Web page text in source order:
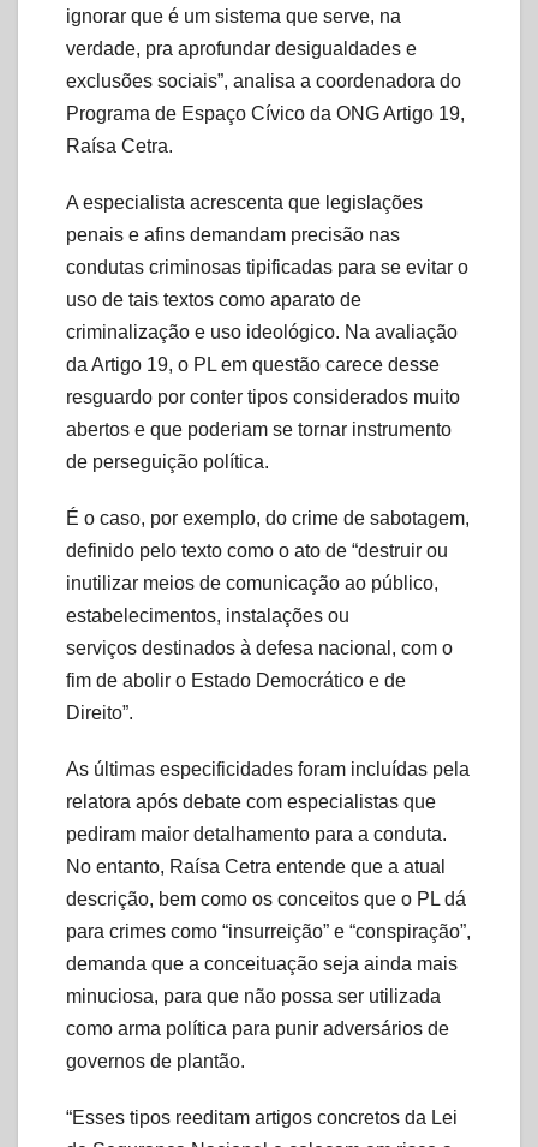
ignorar que é um sistema que serve, na
verdade, pra aprofundar desigualdades e
exclusões sociais”, analisa a coordenadora do
Programa de Espaço Cívico da ONG Artigo 19,
Raísa Cetra.
A especialista acrescenta que legislações
penais e afins demandam precisão nas
condutas criminosas tipificadas para se evitar o
uso de tais textos como aparato de
criminalização e uso ideológico. Na avaliação
da Artigo 19, o PL em questão carece desse
resguardo por conter tipos considerados muito
abertos e que poderiam se tornar instrumento
de perseguição política.
É o caso, por exemplo, do crime de sabotagem,
definido pelo texto como o ato de “destruir ou
inutilizar meios de comunicação ao público,
estabelecimentos, instalações ou
serviços destinados à defesa nacional, com o
fim de abolir o Estado Democrático e de
Direito”.
As últimas especificidades foram incluídas pela
relatora após debate com especialistas que
pediram maior detalhamento para a conduta.
No entanto, Raísa Cetra entende que a atual
descrição, bem como os conceitos que o PL dá
para crimes como “insurreição” e “conspiração”,
demanda que a conceituação seja ainda mais
minuciosa, para que não possa ser utilizada
como arma política para punir adversários de
governos de plantão.
“Esses tipos reeditam artigos concretos da Lei